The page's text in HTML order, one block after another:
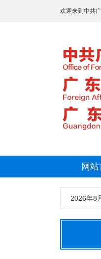
欢迎来到中共
网
2026年8